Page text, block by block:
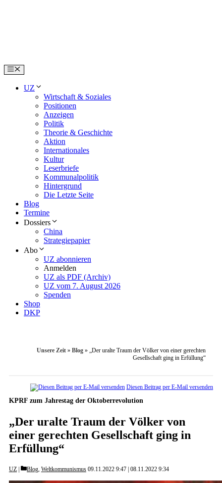
Menu
UZ
Wirtschaft & Soziales
Positionen
Anzeigen
Politik
Theorie & Geschichte
Aktion
Internationales
Kultur
Leserbriefe
Kommunalpolitik
Hintergrund
Die Letzte Seite
Blog
Termine
Dossiers
China
Strategiepapier
Abo
UZ abonnieren
Anmelden
UZ als PDF (Archiv)
UZ vom 7. August 2026
Spenden
Shop
DKP
Unsere Zeit » Blog » „Der uralte Traum der Völker von einer gerechten
Gesellschaft ging in Erfüllung“
Diesen Beitrag per E-Mail versenden
KPRF zum Jahrestag der Oktoberrevolution
„Der uralte Traum der Völker von
einer gerechten Gesellschaft ging in
Erfüllung“
UZ Categories
Blog, Weltkommunismus 09.11.2022 9:47 08.11.2022 9:34